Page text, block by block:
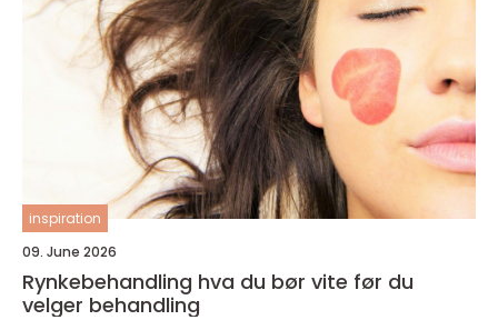
inspiration
09. June 2026
Rynkebehandling hva du bør vite før du
velger behandling